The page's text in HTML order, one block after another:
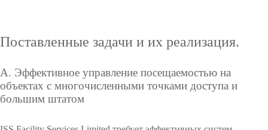
видеокам
еры
ание
POS
Сканер
вен
р
Т
х
T
m
Поставленные задачи и их реализация.
А. Эффективное управление посещаемостью на
объектах с многочисленными точками доступа и
большим штатом